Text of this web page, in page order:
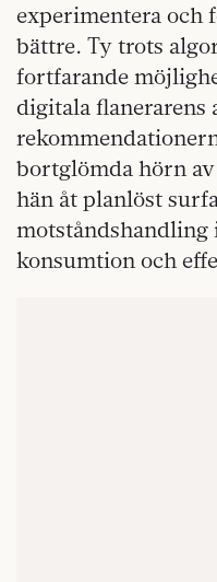
experimentera och
bättre. Ty trots
fortfarande
digitala
bortglömda hörn
hän åt planlöst
motståndshandling
konsumtion och